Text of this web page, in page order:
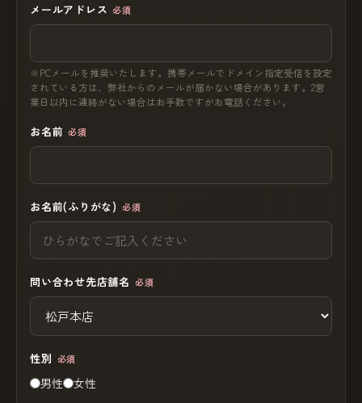
メールアドレス 必須
※PCメールを推奨いたします。携帯メールでドメイン指定受信を設定
されている方は、弊社からのメールが届かない場合があります。2営
業日以内に連絡がない場合はお手数ですがお電話ください。
お名前 必須
お名前(ふりがな) 必須
問い合わせ先店舗名 必須
性別 必須
男性 女性